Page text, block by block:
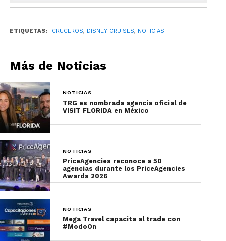
Para más información sobre los itinerarios de los
cruceros de Disney para el 2023, visita su
oficial.
En lo que nos preparamos para embarcarnos en
estos cruceros de Disney, suscríbete anuestro
newsletter
importantes que todo agente de viajes debe de
conocer.
ETIQUETAS: CRUCEROS, DISNEY CRUISES, NOTICIAS
Más de Noticias
NOTICIAS
TRG es nombrada agencia oficial de
VISIT FLORIDA en México
NOTICIAS
PriceAgencies reconoce a 50
agencias durante los PriceAgencies
Awards 2026
NOTICIAS
Mega Travel capacita al trade con
#ModoOn